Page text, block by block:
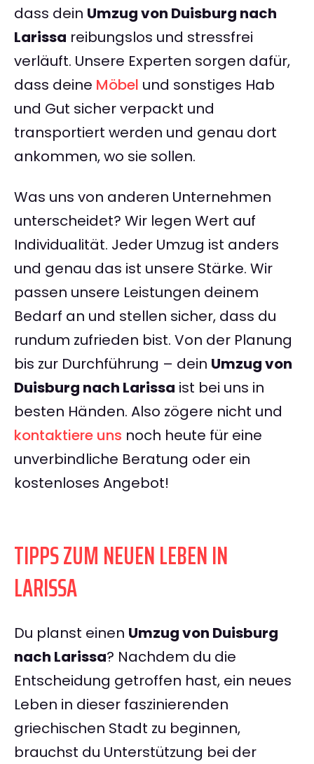
dass dein Umzug von Duisburg nach
Larissa reibungslos und stressfrei
verläuft. Unsere Experten sorgen dafür,
dass deine Möbel und sonstiges Hab
und Gut sicher verpackt und
transportiert werden und genau dort
ankommen, wo sie sollen.
Was uns von anderen Unternehmen
unterscheidet? Wir legen Wert auf
Individualität. Jeder Umzug ist anders
und genau das ist unsere Stärke. Wir
passen unsere Leistungen deinem
Bedarf an und stellen sicher, dass du
rundum zufrieden bist. Von der Planung
bis zur Durchführung – dein Umzug von
Duisburg nach Larissa ist bei uns in
besten Händen. Also zögere nicht und
kontaktiere uns noch heute für eine
unverbindliche Beratung oder ein
kostenloses Angebot!
TIPPS ZUM NEUEN LEBEN IN
LARISSA
Du planst einen Umzug von Duisburg
nach Larissa? Nachdem du die
Entscheidung getroffen hast, ein neues
Leben in dieser faszinierenden
griechischen Stadt zu beginnen,
brauchst du Unterstützung bei der